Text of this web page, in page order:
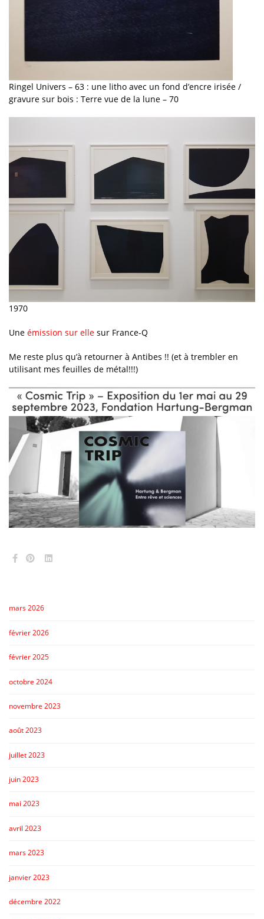
Ringel Univers – 63 : une litho avec un fond d’encre irisée /
gravure sur bois : Terre vue de la lune – 70
1970
Une émission sur elle sur France-Q
Me reste plus qu’à retourner à Antibes !! (et à trembler en
utilisant mes feuilles de métal!!!)
mars 2026
février 2026
février 2025
octobre 2024
novembre 2023
août 2023
juillet 2023
juin 2023
mai 2023
avril 2023
mars 2023
janvier 2023
décembre 2022